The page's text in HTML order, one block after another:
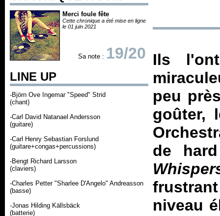
Merci foule fête
Cette chronique a été mise en ligne
le 01 juin 2021
Sa note : 19/20
LINE UP
-Björn Ove Ingemar "Speed" Strid
(chant)
-Carl David Natanael Andersson
(guitare)
-Carl Henry Sebastian Forslund
(guitare+congas+percussions)
-Bengt Richard Larsson
(claviers)
-Charles Petter "Sharlee D'Angelo" Andreasson
(basse)
-Jonas Hilding Källsbäck
(batterie)
Ils
peu
goûter,
de
niveau